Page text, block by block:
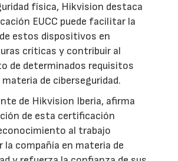
física, Hikvision destaca
EUCC puede facilitar la
estos dispositivos en
críticas y contribuir al
de determinados requisitos
de ciberseguridad.
de Hikvision Iberia, afirma
de esta certificación
al trabajo
la compañía en materia de